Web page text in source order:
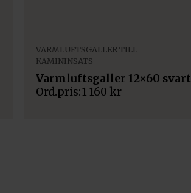
VARMLUFTSGALLER TILL
KAMININSATS
Varmluftsgaller 12×60 svart
1 160 kr